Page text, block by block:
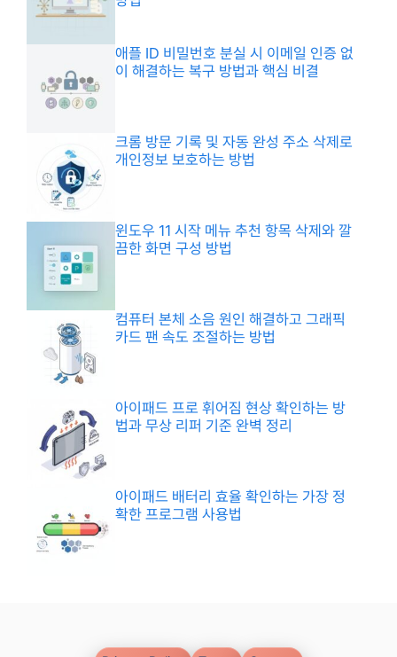
애플 ID 비밀번호 분실 시 이메일 인증 없
이 해결하는 복구 방법과 핵심 비결
크롬 방문 기록 및 자동 완성 주소 삭제로
개인정보 보호하는 방법
윈도우 11 시작 메뉴 추천 항목 삭제와 깔
끔한 화면 구성 방법
컴퓨터 본체 소음 원인 해결하고 그래픽
카드 팬 속도 조절하는 방법
아이패드 프로 휘어짐 현상 확인하는 방
법과 무상 리퍼 기준 완벽 정리
아이패드 배터리 효율 확인하는 가장 정
확한 프로그램 사용법